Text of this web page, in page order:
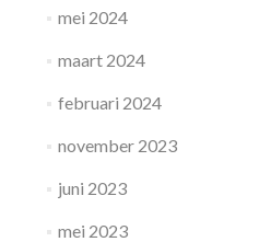
mei 2024
maart 2024
februari 2024
november 2023
juni 2023
mei 2023